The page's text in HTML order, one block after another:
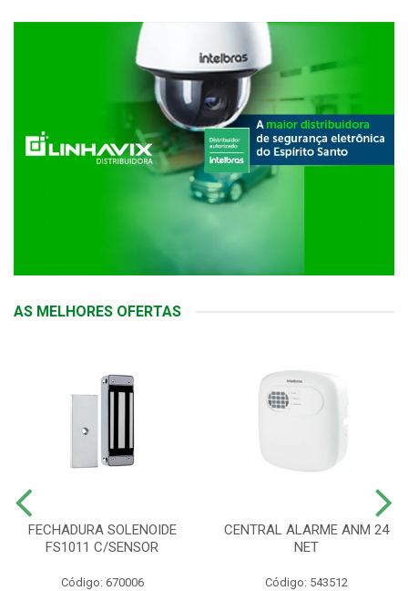
AS MELHORES OFERTAS
FECHADURA SOLENOIDE
FS1011 C/SENSOR
Código: 670006
CENTRAL ALARME ANM 24
NET
Código: 543512